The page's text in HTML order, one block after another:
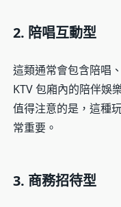
2. 陪唱互動型
這類通常會包含陪唱
KTV 包廂內的陪伴娛
值得注意的是，這種
常重要。
3. 商務招待型